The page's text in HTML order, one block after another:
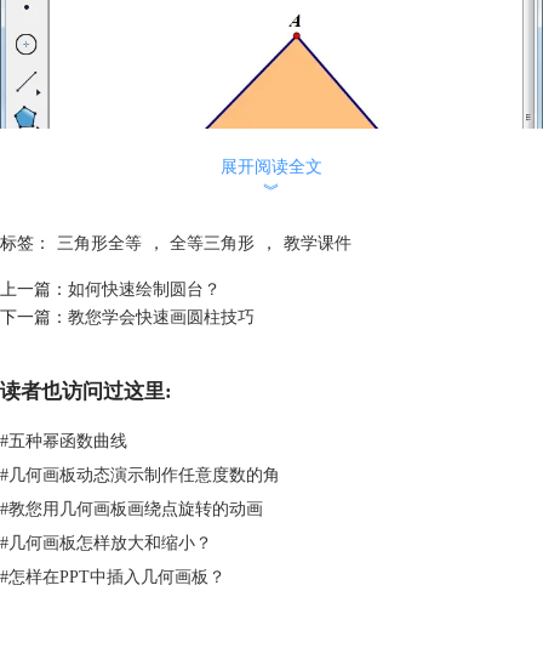
择“标记向量”命令。
展开阅读全文
︾
标签： 三角形全等 ， 全等三角形 ， 教学课件
上一篇： 如何快速绘制圆台？
下一篇： 教您学会快速画圆柱技巧
读者也访问过这里:
#五种幂函数曲线
#几何画板动态演示制作任意度数的角
#教您用几何画板画绕点旋转的动画
#几何画板怎样放大和缩小？
#怎样在PPT中插入几何画板？